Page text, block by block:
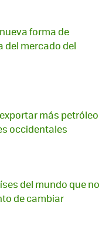
forma de
del mercado del
más petróleo
occidentales
del mundo que no
de cambiar